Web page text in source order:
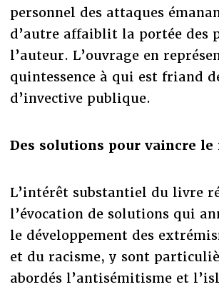
personnel des attaques
d’autre affaiblit la portée des
l’auteur. L’ouvrage en
quintessence à qui est friand
d’invective publique.
Des solutions pour vaincre le
L’intérêt substantiel du livre
l’évocation de solutions qui
le développement des
et du racisme, y sont
abordés l’antisémitisme et